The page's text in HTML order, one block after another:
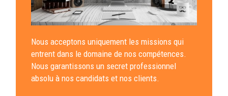
Nous acceptons uniquement les missions qui
entrent dans le domaine de nos compétences.
Nous garantissons un secret professionnel
absolu à nos candidats et nos clients.